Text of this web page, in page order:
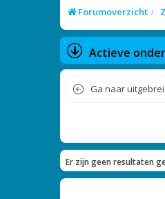
Forumoverzicht
Actieve
Ga naar
Er zijn geen resultaten